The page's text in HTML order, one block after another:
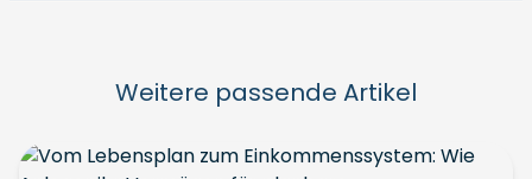
Weitere passende Artikel